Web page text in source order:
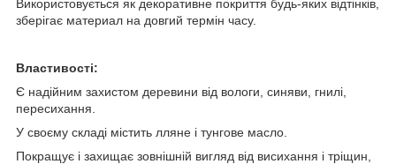
Використовується як декоративне покриття будь-яких відтінків,
зберігає материал на довгий термін часу.
Властивості:
Є надійним захистом деревини від вологи, синяви, гнилі,
пересихання.
У своєму складі містить лляне і тунгове масло.
Покращує і захищає зовнішній вигляд від висихання і тріщин,